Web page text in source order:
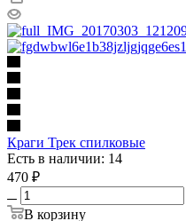
Краги Трек спилковые
Есть в наличии: 14
470 ₽
В корзину